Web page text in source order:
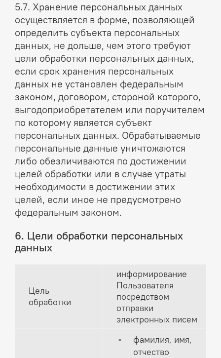
5.7. Хранение персональных данных
осуществляется в форме, позволяющей
определить субъекта персональных
данных, не дольше, чем этого требуют
цели обработки персональных данных,
если срок хранения персональных
данных не установлен федеральным
законом, договором, стороной которого,
выгодоприобретателем или поручителем
по которому является субъект
персональных данных. Обрабатываемые
персональные данные уничтожаются
либо обезличиваются по достижении
целей обработки или в случае утраты
необходимости в достижении этих
целей, если иное не предусмотрено
федеральным законом.
6. Цели обработки персональных
данных
Цель
обработки
информирование
Пользователя
посредством
отправки
электронных писем
фамилия, имя,
отчество